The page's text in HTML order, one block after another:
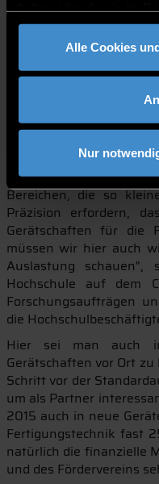
gesammelt haben.
Alle Cookies
Nur
Förderer des Campus
Bericht über die Arbeit
Er berichtete über
dabei hauptsächlich
der freien Wirtschaft,
der Campus aber auch
der Wirtschaft an.
Bereichen, die so
Präzision erfordern,
Gerätschaften für die
müssen wir hier auch
Auslastung schauen",
Hochschule auf dem
Forschungsaufträgen
die
Hier sei man auch
Gerätschaften vor Ort
Schritt vor der
um als Partner
2015 auch in neue
Fertigungstechnik fast
natürlich die finanzielle
und des Fördervereins